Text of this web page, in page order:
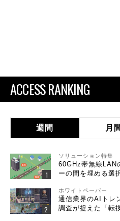
ACCESS RANKING
週間 月
ソリューション特集
60GHz帯無線
ーの間を埋める選
ホワイトペーパー
通信業界のAIト
調査が捉えた「転